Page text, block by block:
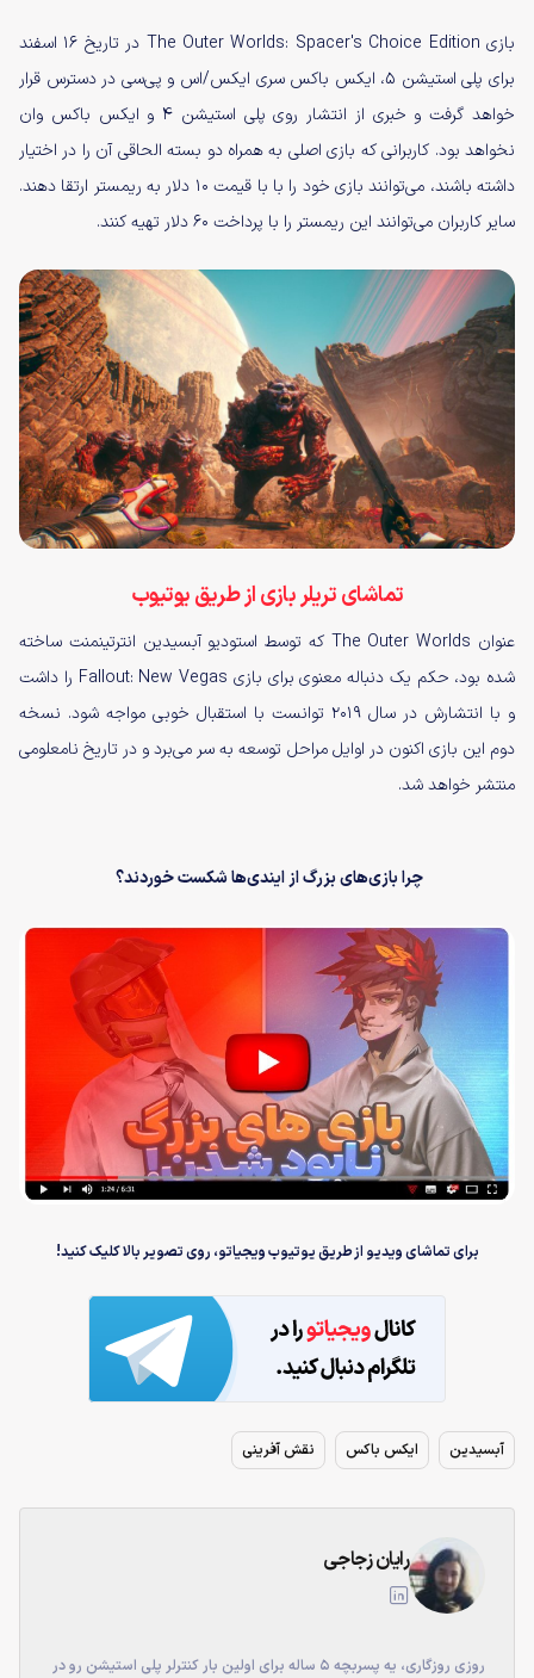
بازی The Outer Worlds: Spacer's Choice Edition در تاریخ ۱۶ اسفند
برای پلی استیشن ۵، ایکس باکس سری ایکس/اس و پی‌سی در دسترس قرار
خواهد گرفت و خبری از انتشار روی پلی استیشن ۴ و ایکس باکس وان
نخواهد بود. کاربرانی که بازی اصلی به همراه دو بسته الحاقی آن را در اختیار
داشته باشند، می‌توانند بازی خود را با با قیمت ۱۰ دلار به ریمستر ارتقا دهند.
سایر کاربران می‌توانند این ریمستر را با پرداخت ۶۰ دلار تهیه کنند.
تماشای تریلر بازی از طریق یوتیوب
عنوان The Outer Worlds که توسط استودیو آبسیدین انترتینمنت ساخته
شده بود، حکم یک دنباله معنوی برای بازی Fallout: New Vegas را داشت
و با انتشارش در سال ۲۰۱۹ توانست با استقبال خوبی مواجه شود. نسخه
دوم این بازی اکنون در اوایل مراحل توسعه به سر می‌برد و در تاریخ نامعلومی
منتشر خواهد شد.
چرا بازی‌های بزرگ از ایندی‌ها شکست خوردند؟
برای تماشای ویدیو از طریق یوتیوب ویجیاتو، روی تصویر بالا کلیک کنید!
آبسیدین ایکس باکس نقش آفرینی
رایان زجاجی
روزی روزگاری، یه پسربچه ۵ ساله برای اولین بار کنترلر پلی استیشن رو در